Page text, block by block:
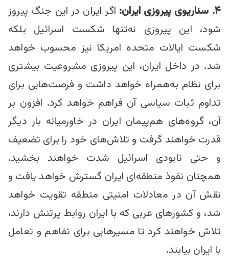
۴. سناریوی پیروزی ایران: اگر ایران در این جنگ پیروز
شود، این پیروزی نه‌تنها شکست اسرائیل بلکه
شکست ایالات متحده امریکا نیز محسوب خواهد
شد. در داخل ایران، این پیروزی مشروعیت بیشتری
برای نظام به‌همراه خواهد داشت و فرصت‌هایی برای
تداوم ثبات سیاسی آن فراهم خواهد کرد. افزون بر
آن، گروه‌های هم‌پیمان ایران در خاورمیانه بار دیگر
قدرت خواهند گرفت و تلاش‌های خود را برای تضعیف
و حتی نابودی اسرائیل شدت خواهند بخشید.
همچنان نفوذ منطقه‌ای ایران گسترش خواهد یافت و
نقش آن در معادلات امنیتی منطقه تقویت خواهد
شد، و کشورهای عربی که با ایران روابط پرتنش دارند،
تلاش خواهند کرد تا مسیرهایی برای تفاهم و تعامل
با ایران بیابند.